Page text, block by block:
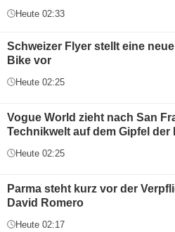
Heute 02:33
Schweizer Flyer stellt eine
Bike vor
Heute 02:25
Vogue World zieht nach San
Technikwelt auf dem Gipfel der
Heute 02:25
Parma steht kurz vor der
David Romero
Heute 02:17